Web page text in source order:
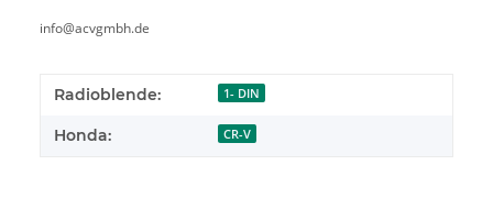
info@acvgmbh.de
Radioblende: 1- DIN
Honda: CR-V